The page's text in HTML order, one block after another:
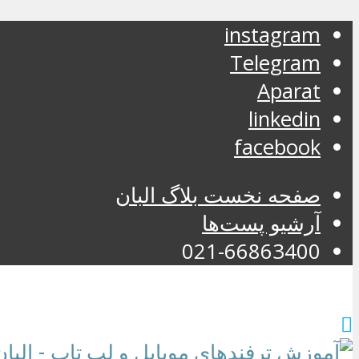
instagram
Telegram
Aparat
linkedin
facebook
صفحه نخست بلاگ البان
آرشیو پست‌ها
021-66863400